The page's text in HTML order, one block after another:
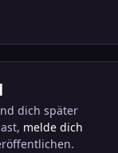
dich später
melde dich